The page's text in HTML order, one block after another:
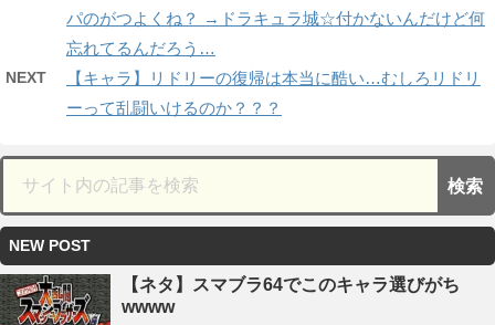
パのがつよくね？ →ドラキュラ城☆付かないんだけど何
忘れてるんだろう…
NEXT
【キャラ】リドリーの復帰は本当に酷い…むしろリドリ
ーって乱闘いけるのか？？？
NEW POST
【ネタ】スマブラ64でこのキャラ選びがち
wwww